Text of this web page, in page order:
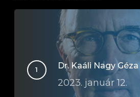
Dr. Kaáli Nagy Géza
2023. január 12.